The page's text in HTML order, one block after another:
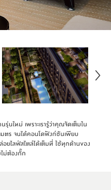
นใหม่ เพราะเรารู้ว่าคุณจัดเต็มใน
มตร จนได้คอนโดฟังก์ชันเพียบ
ไลฟ์สไตล์ได้เต็มที่ ใช้ทุกด้านของ
ม่ต้องกั๊ก